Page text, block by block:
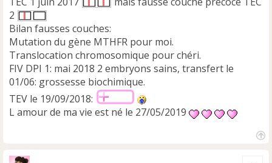
2
Bilan fausses couches:
Mutation du gène MTHFR pour moi.
Translocation chromosomique pour chéri.
FIV DPI 1: mai 2018 2 embryons sains, transfert le
01/06: grossesse biochimique.
TEV le 19/09/2018:
L amour de ma vie est né le 27/05/2019